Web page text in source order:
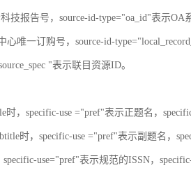
技报告号，source-id-type="oa_id"表示
心唯一订购号，source-id-
"表示联目资源ID。
时，specific-use ="pref"表示正题名，
时，specific-use ="pref"表示副题名，
use="pref"表示规范的ISSN，